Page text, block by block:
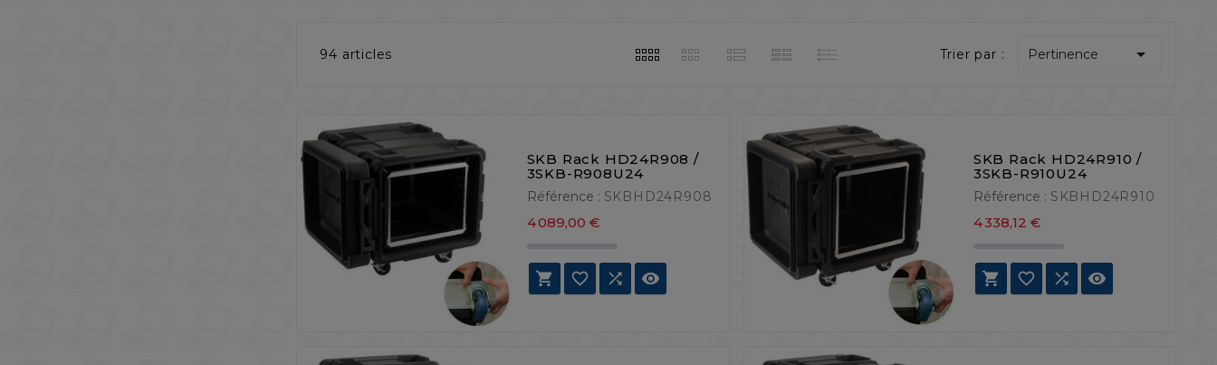
94 articles Trier par : Pertinence 
SKB Rack HD24R908 /
3SKB-R908U24
Référence : SKBHD24R908
4 089,00 €
   
SKB Rack HD24R910 /
3SKB-R910U24
Référence : SKBHD24R910
4 338,12 €
   